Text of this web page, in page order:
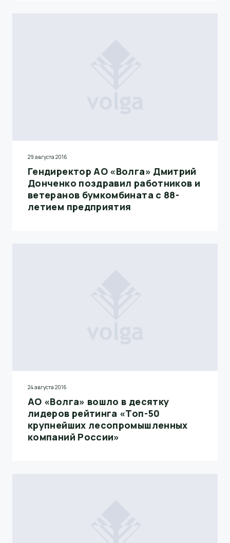
29 августа 2016
Гендиректор АО «Волга» Дмитрий
Донченко поздравил работников и
ветеранов бумкомбината с 88-
летием предприятия
24 августа 2016
АО «Волга» вошло в десятку
лидеров рейтинга «Топ-50
крупнейших лесопромышленных
компаний России»